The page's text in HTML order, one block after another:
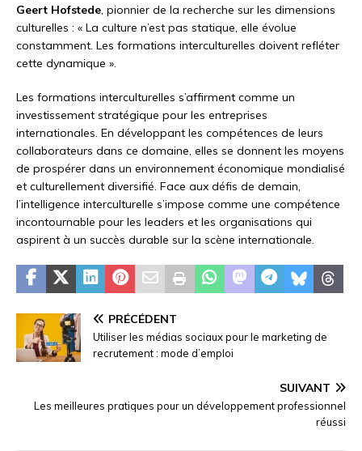
Geert Hofstede, pionnier de la recherche sur les dimensions
culturelles : « La culture n’est pas statique, elle évolue
constamment. Les formations interculturelles doivent refléter
cette dynamique ».
Les formations interculturelles s’affirment comme un
investissement stratégique pour les entreprises
internationales. En développant les compétences de leurs
collaborateurs dans ce domaine, elles se donnent les moyens
de prospérer dans un environnement économique mondialisé
et culturellement diversifié. Face aux défis de demain,
l’intelligence interculturelle s’impose comme une compétence
incontournable pour les leaders et les organisations qui
aspirent à un succès durable sur la scène internationale.
PRÉCÉDENT
Utiliser les médias sociaux pour le marketing de
recrutement : mode d’emploi
SUIVANT
Les meilleures pratiques pour un développement professionnel
réussi